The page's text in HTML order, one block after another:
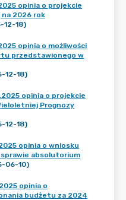
opinia o projekcie
na 2026 rok
12-18)
opinia o możliwości
przedstawionego w
12-18)
opinia o projekcie
Prognozy
12-18)
opinia o wniosku
sprawie absolutorium
06-10)
opinia o
budżetu za 2024